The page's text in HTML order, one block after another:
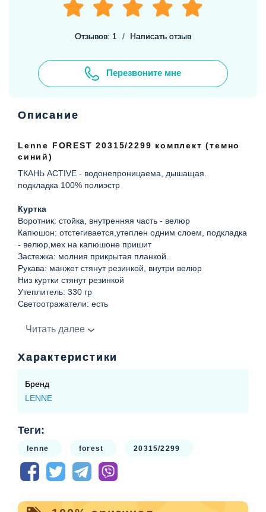
Отзывов: 1 / Написать отзыв
Перезвоните мне
Описание
Lenne FOREST 20315/2299 комплект (темно
синий)
ТКАНЬ ACTIVE - водонепроницаема, дышащая.
подкладка 100% полиэстр
Куртка
Воротник: стойка, внутренняя часть - велюр
Капюшон: отстегивается,утеплен одним слоем, подкладка
- велюр,мех на капюшоне пришит
Застежка: молния прикрытая планкой.
Рукава: манжет стянут резинкой, внутри велюр
Низ куртки стянут резинкой
Утеплитель: 330 гр
Светоотражатели: есть
Полукомбинезон
Застежка: молния
Утеплитель: 150гр
Светоотражатели: есть
Читать далее
Характеристики
Бренд
LENNE
Теги:
lenne forest 20315/2299